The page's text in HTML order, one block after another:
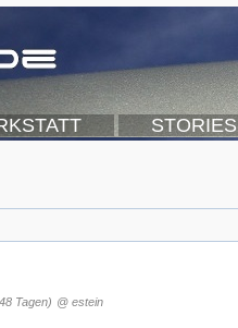
STORIES
Tagen) @ estein